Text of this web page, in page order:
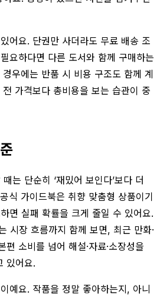
어요. 단권만 사더라도 무료 배송 조
요하다면 다른 도서와 함께 구매하는
우에는 반품 시 비용 구조도 함께 계
가격보다 총비용을 보는 습관이 중
는 단순히 ‘재밌어 보인다’보다 더
식 가이드북은 취향 맞춤형 상품이기
면 실패 확률을 크게 줄일 수 있어요.
시장 흐름까지 함께 보면, 최근 만화·
소비를 넘어 해설·자료·소장성을
있어요.
예요. 작품을 정말 좋아하는지, 아니